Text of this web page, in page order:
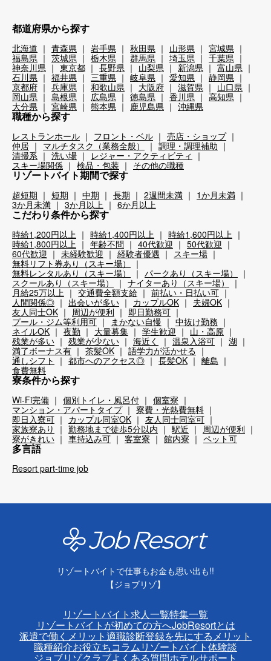
都道府県から探す
北海道 青森県 岩手県 秋田県 山形県
宮城県
福島県
茨城県 栃木県 群馬県 埼玉県
千葉県
神奈川県
東京都 長野県 山梨県 新潟県
富山県
石川県
福井県 三重県 岐阜県 愛知県
静岡県
京都府
兵庫県 和歌山県 大阪府 滋賀県
山口県
岡山県
島根県 広島県 徳島県 香川県
高知県
大分県
宮崎県 熊本県 鹿児島県 沖縄県
職種から探す
レストランホール フロント・ベル
売店・ショップ
仲居
マルチタスク（業務全般）
調理・調理補助
清掃系
洗い場
レジャー・アクティビティ
スキー場関係
検品・包装 その他の職種
リゾートバイト期間で探す
超短期 短期 中期 長期 2週間未満
1か月未満
3か月未満
3か月以上 6か月以上
こだわり条件から探す
時給1,200円以上 時給1,400円以上
時給1,600円以上
時給1,800円以上
年齢不問 40代歓迎
50代歓迎
60代歓迎
未経験歓迎 経験者優遇
スキー場
無料リフト券あり（スキー場）
無料レンタルあり（スキー場）
パークあり（スキー場）
スクールあり（スキー場）
ナイターあり（スキー場）
月給25万以上
交通費全額支給
前払い・日払い可
人間関係◎
出会いが多い カップルOK
夫婦OK
友人同士OK
周辺が便利
即日勤務可
プール・ジム等利用可
まかない自慢
中抜け勤務
ネイルOK
夜勤 大量募集 学生歓迎
山・高原
残業が多い
残業が少ない 海近く 温泉入浴可
湖
満了ボーナス有
茶髪OK
語学力が活かせる
通しシフト
都市へのアクセス◎ 長髪OK
離島
食費無料
寮条件から探す
Wi-Fi完備 個別トイレ・風呂付
個室寮
マンション・アパートタイプ
寮費・光熱費無料
即日入寮可
カップル同室OK
友人同士同室可
家族寮あり
勤務地まで徒歩5分以内 駅近
周辺が便利
寮がきれい
車持込み可 客室寮 館内寮 ペット可
多言語
Resort part-time job
リゾートバイトで仕事もお金も思い出も!!
【ジョブリゾ】
リゾートバイト求人一覧特集一覧
リゾートバイトが初めての方へJobResortとは
派遣で働くメリット適職診断登録を先にするメリット
職種紹介お役立ちコラムリゾートバイト体験談
ジョブリゾクラブよくある質問ホテルサポート